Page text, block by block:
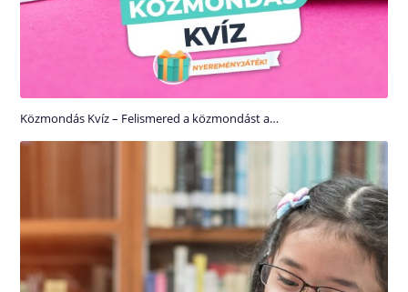
Közmondás Kvíz – Felismered a közmondást a…